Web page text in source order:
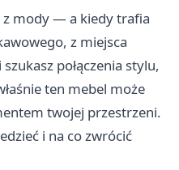
z mody — a kiedy trafia
z miejsca
połączenia stylu,
ten mebel może
twojej przestrzeni.
i na co zwrócić